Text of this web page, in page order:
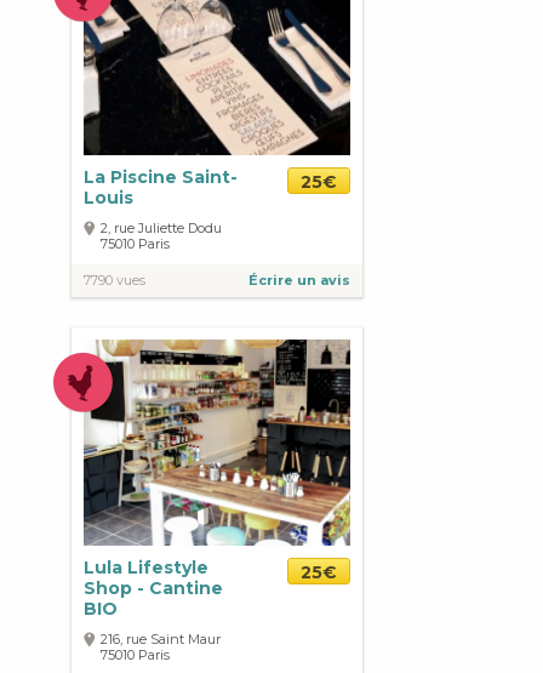
La Piscine Saint-
Louis
25€
2, rue Juliette Dodu
75010 Paris
7790 vues Écrire un avis
Lula Lifestyle
Shop - Cantine
BIO
25€
216, rue Saint Maur
75010 Paris